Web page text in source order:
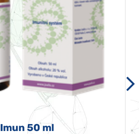
Imun 50 ml